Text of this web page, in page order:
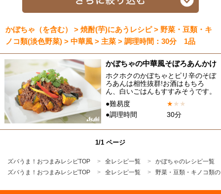
かぼちゃ（を含む） > 焼酎(芋)にあうレシピ > 野菜・豆類・キ
ノコ類(淡色野菜) > 中華風 > 主菜 > 調理時間：30分 1品
かぼちゃの中華風そぼろあんかけ
ホクホクのかぼちゃとピリ辛のそぼ
ろあんは相性抜群!お酒はもちろ
ん、白いごはんもすすみそうです。
●難易度
★★ ★
●調理時間
30分
1/1 ページ
ズバうま！おつまみレシピTOP 全レシピ一覧
かぼちゃのレシピ一覧
ズバうま！おつまみレシピTOP
全レシピ一覧 野菜・豆類・キノコ類